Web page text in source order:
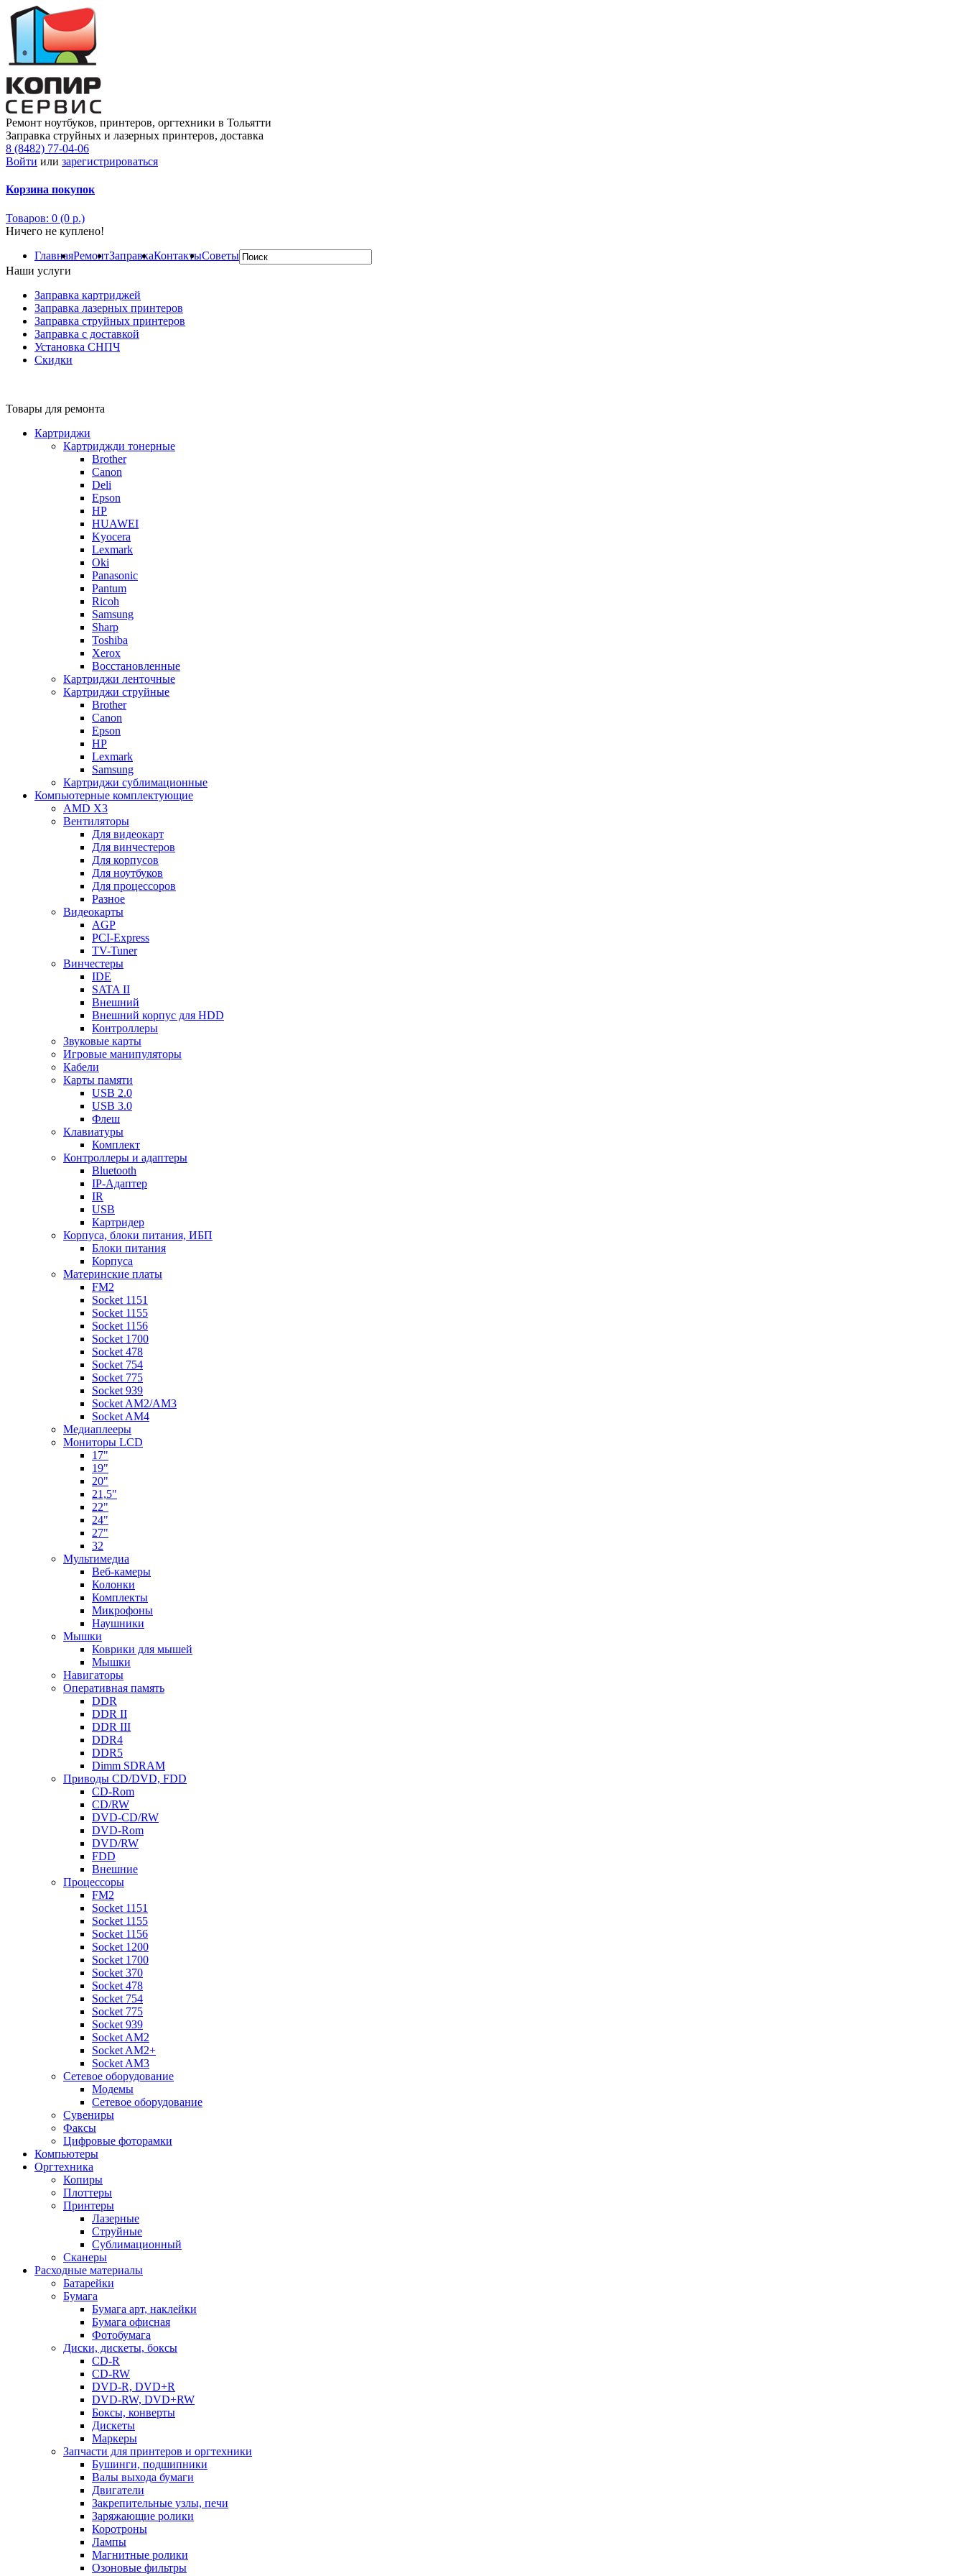
Ремонт ноутбуков, принтеров, оргтехники в Тольятти
Заправка струйных и лазерных принтеров, доставка
8 (8482) 77-04-06
Войти или зарегистрироваться
Корзина покупок
Товаров: 0 (0 р.)
Ничего не куплено!
ГлавнаяРемонтЗаправкаКонтактыСоветы
Наши услуги
Заправка картриджей
Заправка лазерных принтеров
Заправка струйных принтеров
Заправка с доставкой
Установка СНПЧ
Скидки
Товары для ремонта
Картриджи
Картриджди тонерные
Brother
Canon
Deli
Epson
HP
HUAWEI
Kyocera
Lexmark
Oki
Panasonic
Pantum
Ricoh
Samsung
Sharp
Toshiba
Xerox
Восстановленные
Картриджи ленточные
Картриджи струйные
Brother
Canon
Epson
HP
Lexmark
Samsung
Картриджи сублимационные
Компьютерные комплектующие
AMD X3
Вентиляторы
Для видеокарт
Для винчестеров
Для корпусов
Для ноутбуков
Для процессоров
Разное
Видеокарты
AGP
PCI-Express
TV-Tuner
Винчестеры
IDE
SATA II
Внешний
Внешний корпус для HDD
Контроллеры
Звуковые карты
Игровые манипуляторы
Кабели
Карты памяти
USB 2.0
USB 3.0
Флеш
Клавиатуры
Комплект
Контроллеры и адаптеры
Bluetooth
IP-Адаптер
IR
USB
Картридер
Корпуса, блоки питания, ИБП
Блоки питания
Корпуса
Материнские платы
FM2
Socket 1151
Socket 1155
Socket 1156
Socket 1700
Socket 478
Socket 754
Socket 775
Socket 939
Socket AM2/AM3
Socket AM4
Медиаплееры
Мониторы LCD
17"
19"
20"
21,5"
22"
24"
27"
32
Мультимедиа
Веб-камеры
Колонки
Комплекты
Микрофоны
Наушники
Мышки
Коврики для мышей
Мышки
Навигаторы
Оперативная память
DDR
DDR II
DDR III
DDR4
DDR5
Dimm SDRAM
Приводы СD/DVD, FDD
CD-Rom
CD/RW
DVD-CD/RW
DVD-Rom
DVD/RW
FDD
Внешние
Процессоры
FM2
Socket 1151
Socket 1155
Socket 1156
Socket 1200
Socket 1700
Socket 370
Socket 478
Socket 754
Socket 775
Socket 939
Socket AM2
Socket AM2+
Socket AM3
Сетевое оборудование
Модемы
Сетевое оборудование
Сувениры
Факсы
Цифровые фоторамки
Компьютеры
Оргтехника
Копиры
Плоттеры
Принтеры
Лазерные
Струйные
Сублимационный
Сканеры
Расходные материалы
Батарейки
Бумага
Бумага арт, наклейки
Бумага офисная
Фотобумага
Диски, дискеты, боксы
CD-R
CD-RW
DVD-R, DVD+R
DVD-RW, DVD+RW
Боксы, конверты
Дискеты
Маркеры
Запчасти для принтеров и оргтехники
Бушинги, подшипники
Валы выхода бумаги
Двигатели
Закрепительные узлы, печи
Заряжающие ролики
Коротроны
Лампы
Магнитные ролики
Озоновые фильтры